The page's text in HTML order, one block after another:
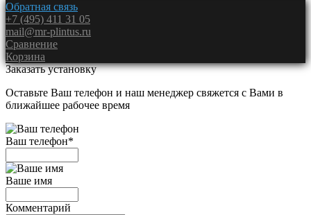
Обратная связь
+7 (495) 411 31 05
mail@mr-plintus.ru
Сравнение
Корзина
Заказать установку
Оставьте Ваш телефон и наш менеджер свяжется с Вами в
ближайшее рабочее время
Ваш телефон*
Ваше имя
Комментарий